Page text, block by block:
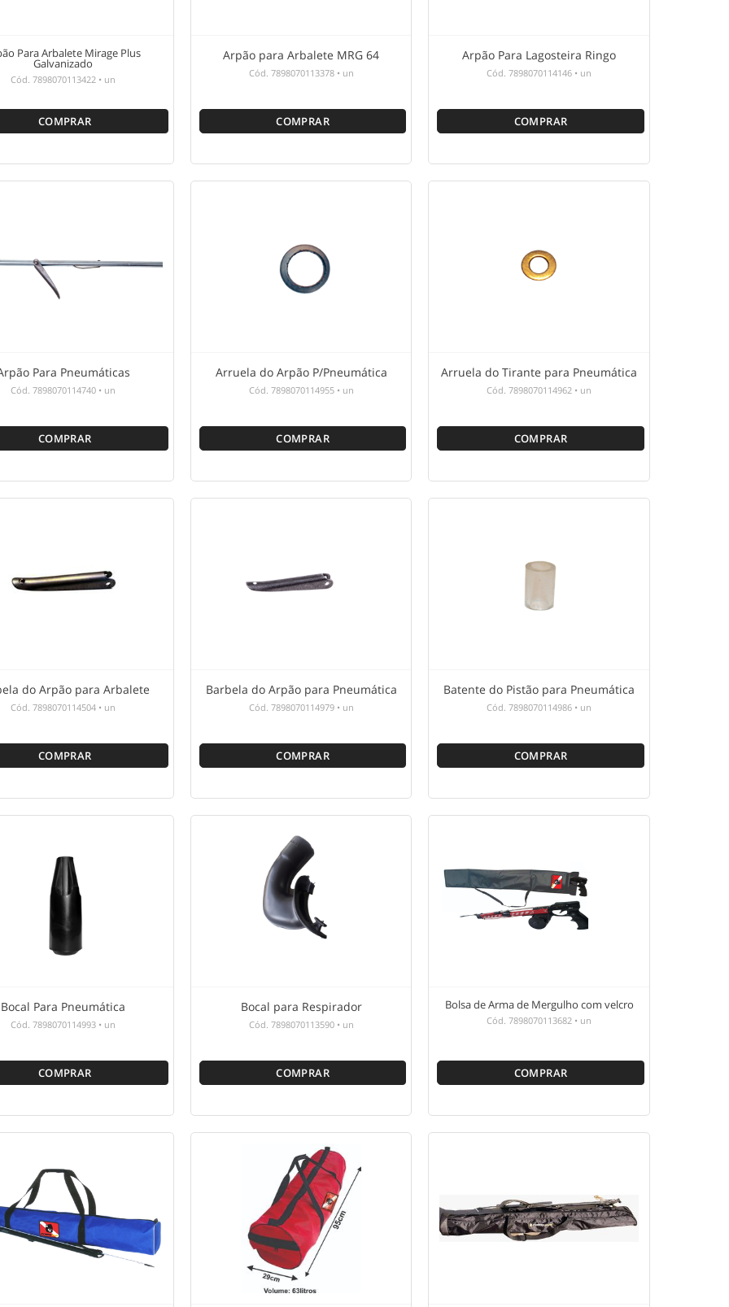
Para Arbalete Mirage Plus
Galvanizado
Cód.7898070113422 • un
COMPRAR
Arpão para Arbalete MRG 64
Cód. 7898070113378 • un
COMPRAR
Arpão Para Lagosteira Ringo
Cód.7898070114146 • un
COMPRAR
Para Pneumáticas
Cód.7898070114740 • un
COMPRAR
Arruela do Arpão P/Pneumática
Cód. 7898070114955 • un
COMPRAR
Arruela do Tirante para Pneumática
Cód.7898070114962 • un
COMPRAR
do Arpão para Arbalete
Cód.7898070114504 • un
COMPRAR
Barbela do Arpão para Pneumática
Cód. 7898070114979 • un
COMPRAR
Batente do Pistão para Pneumática
Cód.7898070114986 • un
COMPRAR
Bocal Para Pneumática
Cód.7898070114993 • un
COMPRAR
Bocal para Respirador
Cód. 7898070113590 • un
COMPRAR
Bolsa de Arma de Mergulho com velcro
Cód.7898070113682 • un
COMPRAR